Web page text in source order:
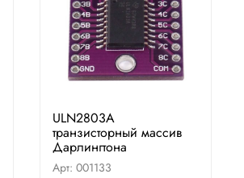
ULN2803A
транзисторный массив
Дарлингтона
Арт: 001133